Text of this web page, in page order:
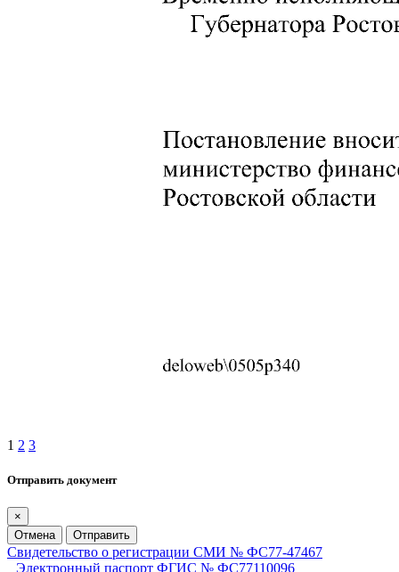
1 2 3
Отправить документ
×
Отмена
Отправить
Свидетельство о регистрации СМИ № ФС77-47467
Электронный паспорт ФГИС № ФС77110096